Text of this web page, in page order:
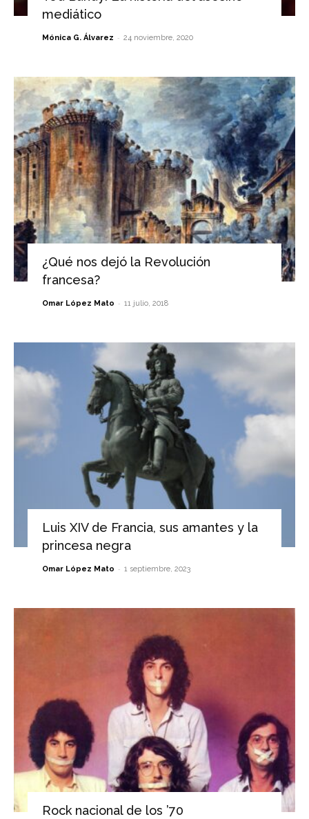
mediático
Mónica G. Álvarez - 24 noviembre, 2020
¿Qué nos dejó la Revolución
francesa?
Omar López Mato - 11 julio, 2018
Luis XIV de Francia, sus amantes y la
princesa negra
Omar López Mato - 1 septiembre, 2023
Rock nacional de los ’70